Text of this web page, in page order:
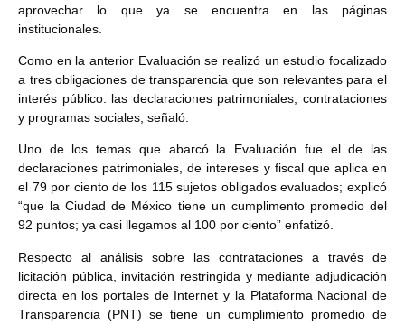
aprovechar lo que ya se encuentra en las páginas
institucionales.
Como en la anterior Evaluación se realizó un estudio focalizado
a tres obligaciones de transparencia que son relevantes para el
interés público: las declaraciones patrimoniales, contrataciones
y programas sociales, señaló.
Uno de los temas que abarcó la Evaluación fue el de las
declaraciones patrimoniales, de intereses y fiscal que aplica en
el 79 por ciento de los 115 sujetos obligados evaluados; explicó
“que la Ciudad de México tiene un cumplimento promedio del
92 puntos; ya casi llegamos al 100 por ciento” enfatizó.
Respecto al análisis sobre las contrataciones a través de
licitación pública, invitación restringida y mediante adjudicación
directa en los portales de Internet y la Plataforma Nacional de
Transparencia (PNT) se tiene un cumplimiento promedio de